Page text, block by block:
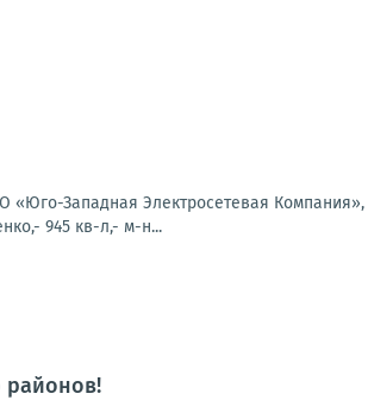
Западная Электросетевая
945 кв-л,- м-н...
районов!